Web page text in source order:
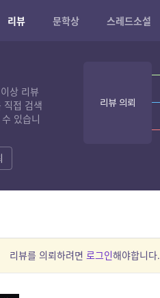
리뷰 문학상 스레드소설
상 리뷰
직접 검색
있습니
리뷰를 의뢰하려면로그인해야합니다.